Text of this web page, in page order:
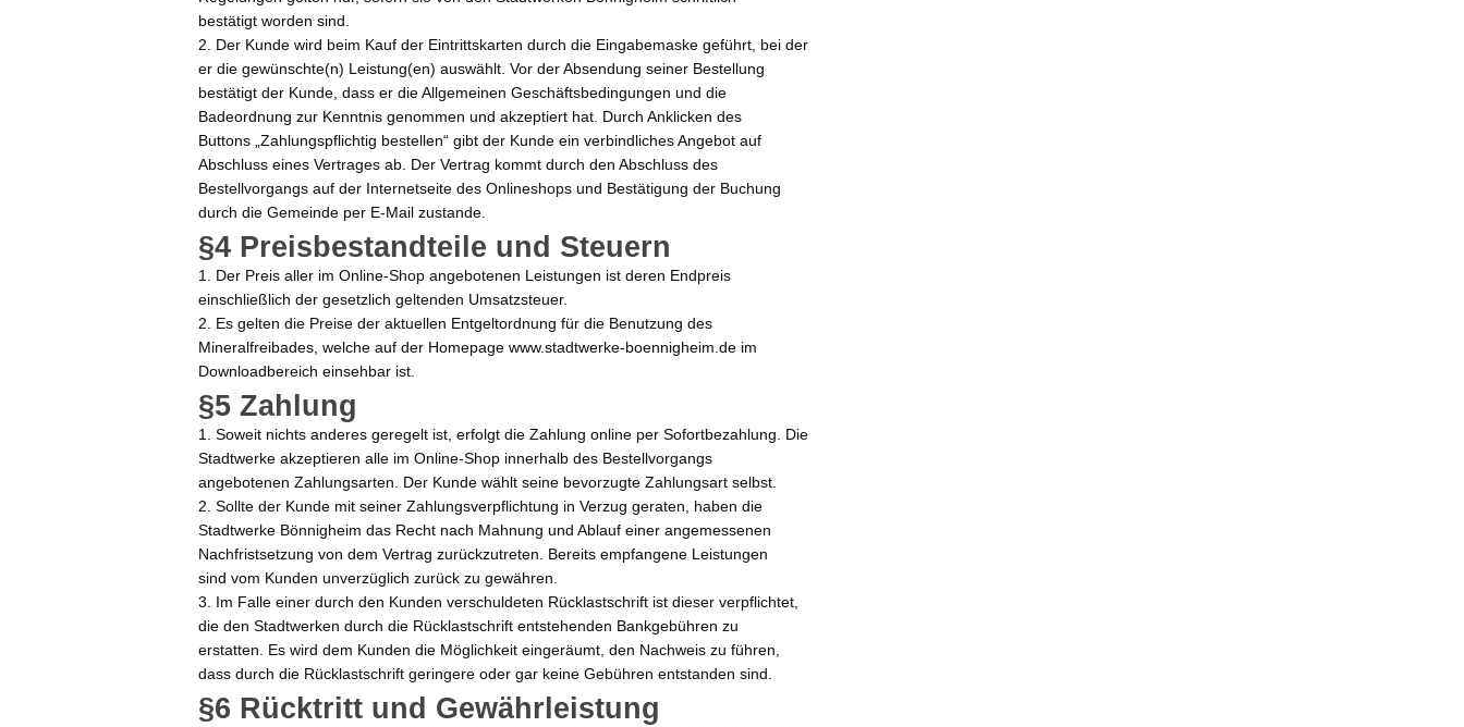
bestätigt worden sind.
2. Der Kunde wird beim Kauf der Eintrittskarten durch die Eingabemaske geführt, bei der
er die gewünschte(n) Leistung(en) auswählt. Vor der Absendung seiner Bestellung
bestätigt der Kunde, dass er die Allgemeinen Geschäftsbedingungen und die
Badeordnung zur Kenntnis genommen und akzeptiert hat. Durch Anklicken des
Buttons „Zahlungspflichtig bestellen“ gibt der Kunde ein verbindliches Angebot auf
Abschluss eines Vertrages ab. Der Vertrag kommt durch den Abschluss des
Bestellvorgangs auf der Internetseite des Onlineshops und Bestätigung der Buchung
durch die Gemeinde per E-Mail zustande.
§4 Preisbestandteile und Steuern
1. Der Preis aller im Online-Shop angebotenen Leistungen ist deren Endpreis
einschließlich der gesetzlich geltenden Umsatzsteuer.
2. Es gelten die Preise der aktuellen Entgeltordnung für die Benutzung des
Mineralfreibades, welche auf der Homepage www.stadtwerke-boennigheim.de im
Downloadbereich einsehbar ist.
§5 Zahlung
1. Soweit nichts anderes geregelt ist, erfolgt die Zahlung online per Sofortbezahlung. Die
Stadtwerke akzeptieren alle im Online-Shop innerhalb des Bestellvorgangs
angebotenen Zahlungsarten. Der Kunde wählt seine bevorzugte Zahlungsart selbst.
2. Sollte der Kunde mit seiner Zahlungsverpflichtung in Verzug geraten, haben die
Stadtwerke Bönnigheim das Recht nach Mahnung und Ablauf einer angemessenen
Nachfristsetzung von dem Vertrag zurückzutreten. Bereits empfangene Leistungen
sind vom Kunden unverzüglich zurück zu gewähren.
3. Im Falle einer durch den Kunden verschuldeten Rücklastschrift ist dieser verpflichtet,
die den Stadtwerken durch die Rücklastschrift entstehenden Bankgebühren zu
erstatten. Es wird dem Kunden die Möglichkeit eingeräumt, den Nachweis zu führen,
dass durch die Rücklastschrift geringere oder gar keine Gebühren entstanden sind.
§6 Rücktritt und Gewährleistung